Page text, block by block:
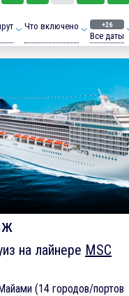
Что включено +26
Все даты
на лайнере MSC
(14 городов/портов